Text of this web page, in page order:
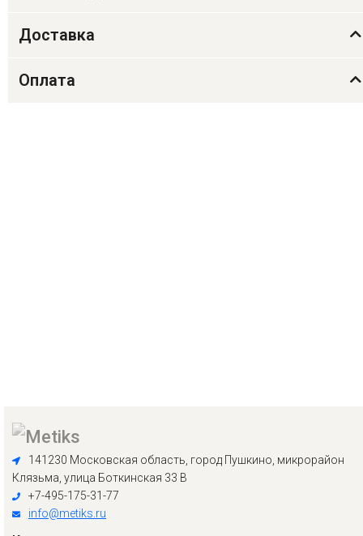
Доставка
Оплата
141230 Московская область, город Пушкино, микрорайон
Клязьма, улица Боткинская 33 В
+7-495-175-31-77
info@metiks.ru